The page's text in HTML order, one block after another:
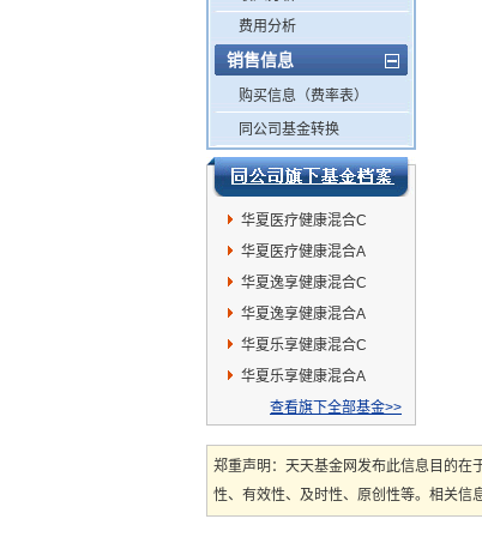
费用分析
销售信息
购买信息（费率表）
同公司基金转换
华夏医疗健康混合C
华夏医疗健康混合A
华夏逸享健康混合C
华夏逸享健康混合A
华夏乐享健康混合C
华夏乐享健康混合A
查看旗下全部基金>>
郑重声明：天天基金网发布此信息目的在
性、有效性、及时性、原创性等。相关信